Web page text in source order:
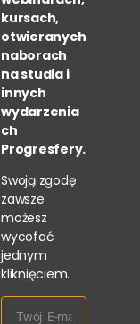
kursach,
otwieranych
naborach
na studia i
innych
wydarzenia
ch
Progresfery.
Swoją zgodę
zawsze
możesz
wycofać
jednym
kliknięciem.